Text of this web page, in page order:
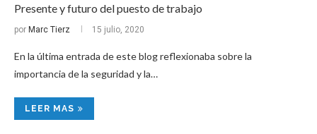
Presente y futuro del puesto de trabajo
por Marc Tierz 15 julio, 2020
En la última entrada de este blog reflexionaba sobre la
importancia de la seguridad y la…
LEER MAS